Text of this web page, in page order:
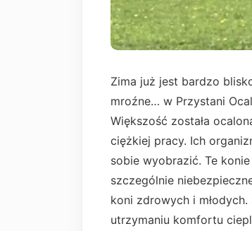
Zima już jest bardzo
mroźne… w Przystani
Większość została
ciężkiej pracy. Ich
sobie wyobrazić. Te
szczególnie
koni zdrowych i
utrzymaniu komfortu